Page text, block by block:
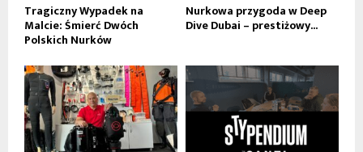
Tragiczny Wypadek na
Malcie: Śmierć Dwóch
Polskich Nurków
Nurkowa przygoda w Deep
Dive Dubai – prestiżowy...